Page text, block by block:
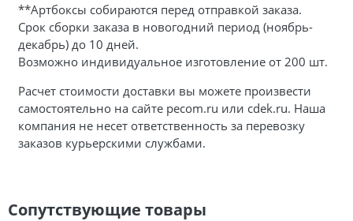
**Артбоксы собираются перед отправкой заказа.
Срок сборки заказа в новогодний период (ноябрь-
декабрь) до 10 дней.
Возможно индивидуальное изготовление от 200 шт.
Расчет стоимости доставки вы можете произвести
самостоятельно на сайте pecom.ru или cdek.ru. Наша
компания не несет ответственность за перевозку
заказов курьерскими службами.
Сопутствующие товары